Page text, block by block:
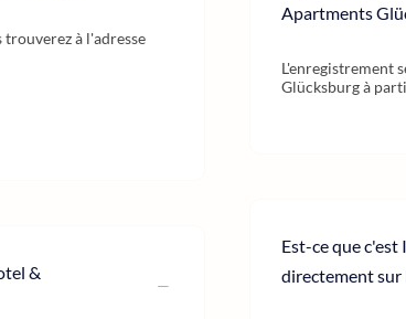
à l'adresse
&
Apartments
L'enregistrement
Glücksburg à
Est-ce que
directement sur